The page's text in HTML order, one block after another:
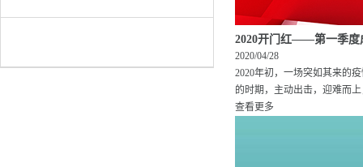
2020开门红——第一季度
2020/04/28
2020年初，一场突如其来的
的时期，主动出击，迎难而
查看更多